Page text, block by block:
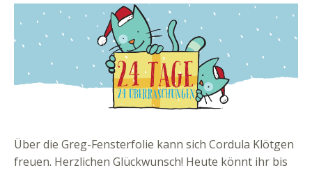
Über die Greg-Fensterfolie kann sich Cordula Klötgen
freuen. Herzlichen Glückwunsch! Heute könnt ihr bis